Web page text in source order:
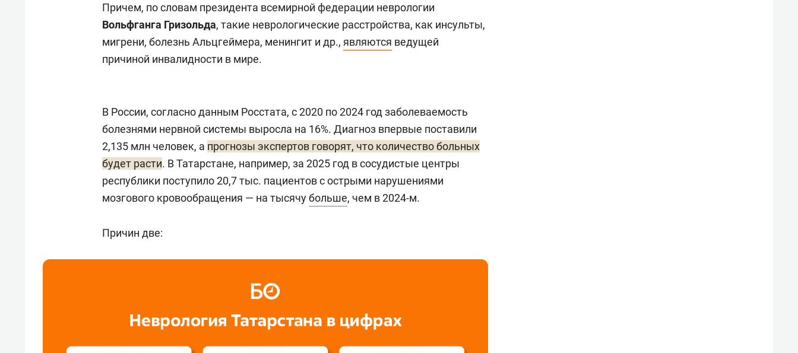
Причем, по словам президента всемирной федерации неврологии
Вольфганга Гризольда, такие неврологические расстройства, как инсульты,
мигрени, болезнь Альцгеймера, менингит и др., являются ведущей
причиной инвалидности в мире.
В России, согласно данным Росстата, с 2020 по 2024 год заболеваемость
болезнями нервной системы выросла на 16%. Диагноз впервые поставили
2,135 млн человек, а прогнозы экспертов говорят, что количество больных
будет расти. В Татарстане, например, за 2025 год в сосудистые центры
республики поступило 20,7 тыс. пациентов с острыми нарушениями
мозгового кровообращения — на тысячубольше, чем в 2024-м.
Причин две: